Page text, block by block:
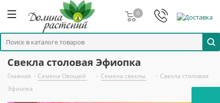
0
Свекла столовая Эфиопка
Главная - Семена Овощей - Семена свеклы - Свекла столовая
Эфиопка